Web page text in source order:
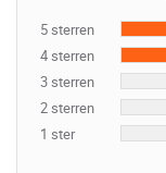
5 sterren
4 sterren
3 sterren
2 sterren
1 ster